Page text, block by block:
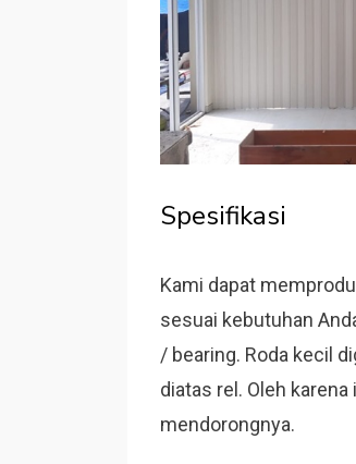
Spesifikasi
Kami dapat
sesuai kebutuhan
/ bearing. Roda kecil
diatas rel. Oleh
mendorongnya.